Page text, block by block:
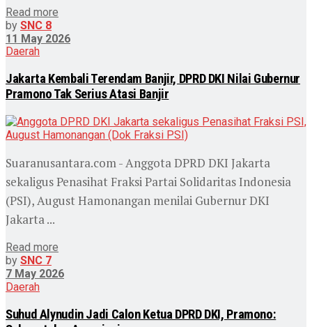
Read more
by SNC 8
11 May 2026
Daerah
Jakarta Kembali Terendam Banjir, DPRD DKI Nilai Gubernur
Pramono Tak Serius Atasi Banjir
Suaranusantara.com - Anggota DPRD DKI Jakarta
sekaligus Penasihat Fraksi Partai Solidaritas Indonesia
(PSI), August Hamonangan menilai Gubernur DKI
Jakarta ...
Read more
by SNC 7
7 May 2026
Daerah
Suhud Alynudin Jadi Calon Ketua DPRD DKI, Pramono: